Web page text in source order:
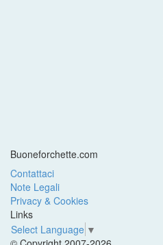
Buoneforchette.com
Contattaci
Note Legali
Privacy & Cookies
Links
Select Language ▼